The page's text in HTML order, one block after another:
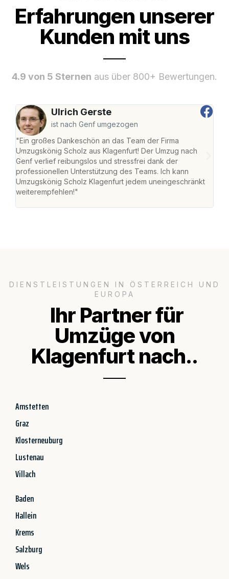
Erfahrungen unserer
Kunden mit uns
4.9 von 5 Sternen aus über 800+ Bewertungen.
Ulrich Gerste
ist nach Genf umgezogen
"Ein großes Dankeschön an das Team der Firma
Umzugskönig Scholz aus Klagenfurt! Der Umzug nach
Genf verlief reibungslos und stressfrei dank der
professionellen Unterstützung des Teams. Ich kann
Umzugskönig Scholz Klagenfurt jedem uneingeschränkt
weiterempfehlen!"
DIENSTLEISTUNGEN IN ÖSTERREICH UND
EUROPA
Ihr Partner für
Umzüge von
Klagenfurt nach..
Amstetten
Graz
Klosterneuburg
Lustenau
Villach
Baden
Hallein
Krems
Salzburg
Wels